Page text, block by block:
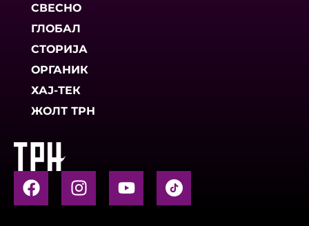
СВЕСНО
ГЛОБАЛ
СТОРИЈА
ОРГАНИК
ХАЈ-ТЕК
ЖОЛТ ТРН